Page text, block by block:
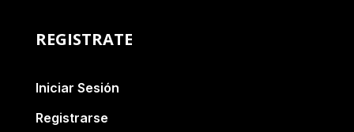
REGISTRATE
Iniciar Sesión
Registrarse